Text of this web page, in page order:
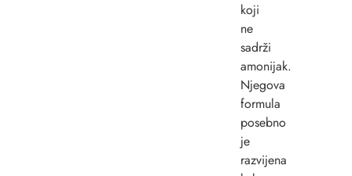
koji
ne
sadrži
amonijak.
Njegova
formula
posebno
je
razvijena